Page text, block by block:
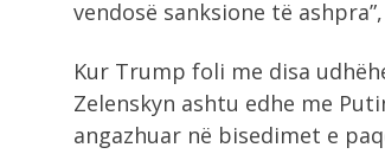
vendosë sanksione të
Kur Trump foli me disa
Zelenskyn ashtu edhe me
angazhuar në bisedimet e